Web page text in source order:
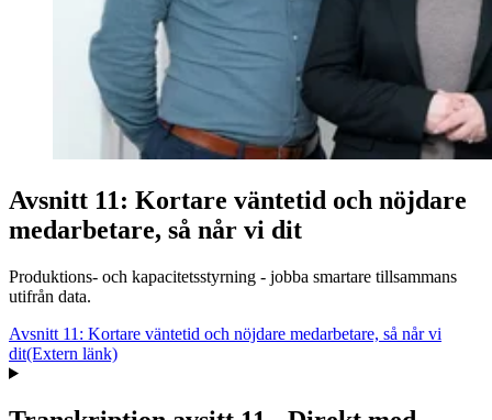
Avsnitt 11: Kortare väntetid och nöjdare
medarbetare, så når vi dit
Produktions- och kapacitetsstyrning - jobba smartare tillsammans
utifrån data.
Avsnitt 11: Kortare väntetid och nöjdare medarbetare, så når vi
dit(Extern länk)